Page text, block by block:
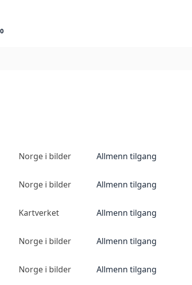
0
Norge i bilder Allmenn tilgang
Norge i bilder Allmenn tilgang
Kartverket Allmenn tilgang
Norge i bilder Allmenn tilgang
Norge i bilder Allmenn tilgang